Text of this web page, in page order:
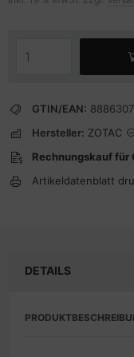
GTIN/EAN:
Hersteller: ZOTAC
Rechnungskauf für
Artikeldatenblatt
DETAILS